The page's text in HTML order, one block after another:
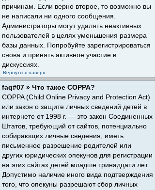
причинам. Если верно второе, то возможно вы
не написали ни одного сообщения.
Администраторы могут удалять неактивных
пользователей в целях уменьшения размера
базы данных. Попробуйте зарегистрироваться
снова и принять активное участие в
дискуссиях.
Вернуться наверх
faq#07 » Что такое COPPA?
COPPA (Child Online Privacy and Protection Act)
или закон о защите личных сведений детей в
интернете от 1998 г. — это закон Соединенных
Штатов, требующий от сайтов, потенциально
собирающих личные сведения, иметь
письменное разрешение родителей или
других юридических опекунов для регистрации
на этих сайтах детей младше тринадцати лет.
Допустимо наличие иного вида подтверждения
того, что опекуны разрешают сбор личных